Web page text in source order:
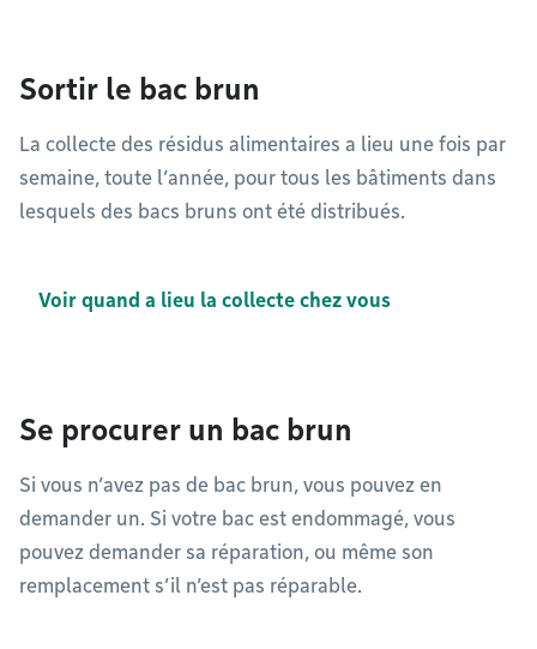
Sortir le bac brun
La collecte des résidus alimentaires a lieu une fois par
semaine, toute l’année, pour tous les bâtiments dans
lesquels des bacs bruns ont été distribués.
Voir quand a lieu la collecte chez vous
Se procurer un bac brun
Si vous n’avez pas de bac brun, vous pouvez en
demander un. Si votre bac est endommagé, vous
pouvez demander sa réparation, ou même son
remplacement s’il n’est pas réparable.